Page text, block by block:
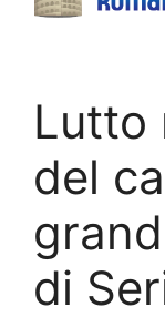
Lutto
del
di